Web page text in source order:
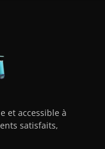
et accessible à
satisfaits,